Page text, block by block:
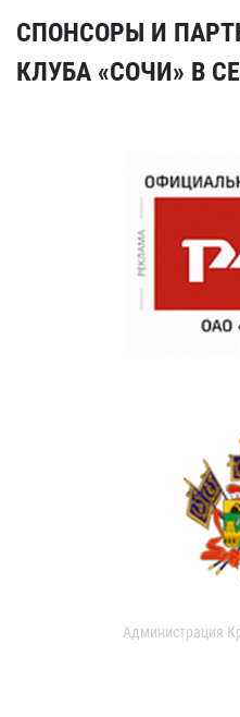
СПОНСОРЫ И
КЛУБА «СОЧИ» В
Администрация